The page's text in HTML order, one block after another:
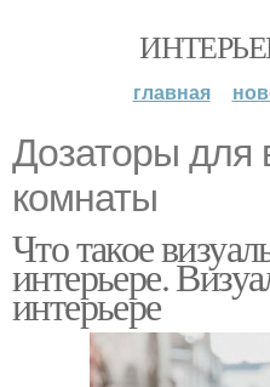
главная
Дозаторы для
комнаты
Что такое
интерьере.
интерьере